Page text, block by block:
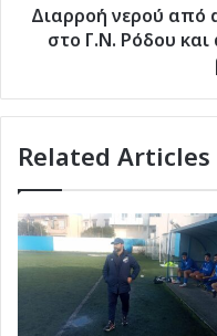
και
άμεση
βλάβης
Διαρροή νερού από
στο Γ.Ν. Ρόδου
Related Articles